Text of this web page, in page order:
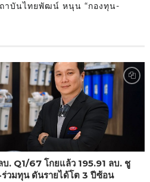
าบันไทยพัฒน์ หนุน “กองทุน-
. Q1/67 โกยแล้ว 195.91 ลบ. ชู
วมทุน ดันรายได้โต 3 ปีซ้อน